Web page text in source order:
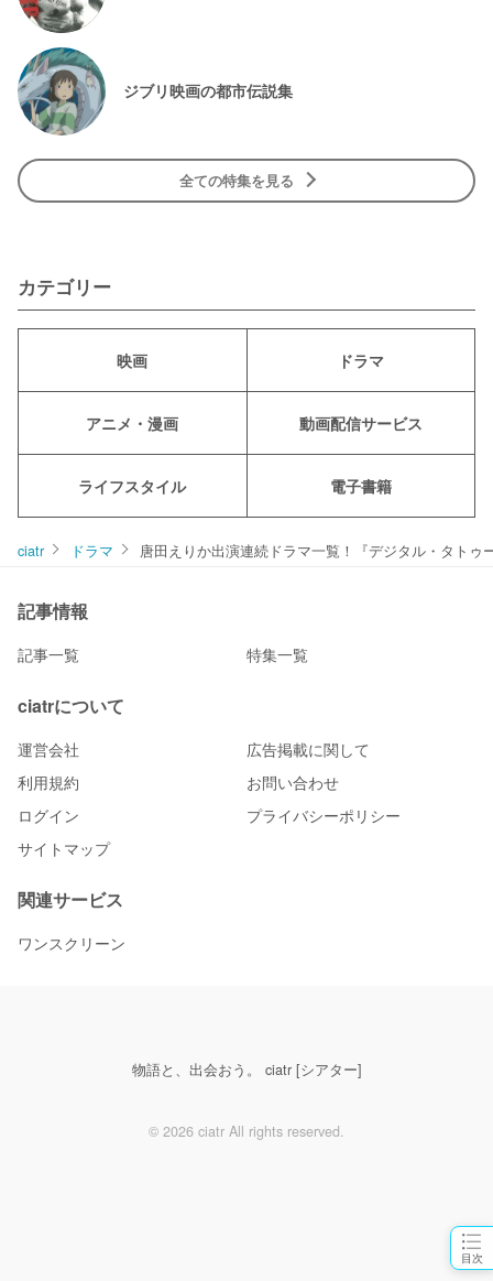
目次
ジブリ映画の都市伝説集
全ての特集を見る
カテゴリー
映画 ドラマ
アニメ・漫画 動画配信サービス
ライフスタイル 電子書籍
ciatr ドラマ 唐田えりか出演連続ドラマ一覧！『デジタル・タトゥ
記事情報
記事一覧 特集一覧
ciatrについて
運営会社
広告掲載に関して
利用規約
お問い合わせ
ログイン
プライバシーポリシー
サイトマップ
関連サービス
ワンスクリーン
物語と、出会おう。 ciatr [シアター]
© 2026 ciatr All rights reserved.